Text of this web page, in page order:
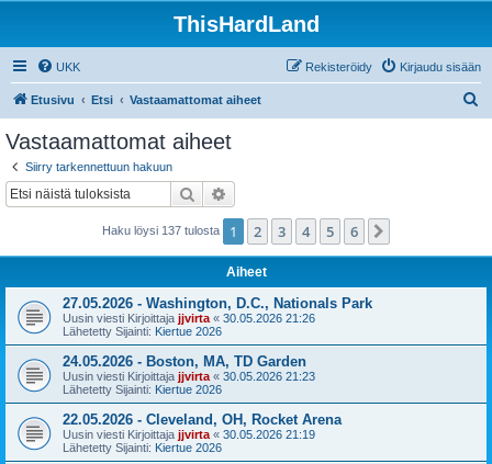
ThisHardLand
UKK Kirjaudu sisään
Rekisteröidy
Etusivu Etsi Vastaamattomat aiheet
Vastaamattomat aiheet
Siirry tarkennettuun hakuun
Etsi
Haku löysi 137 tulosta 1 2 3 4 5 6
Aiheet
27.05.2026 - Washington, D.C., Nationals Park
Uusin viesti Kirjoittaja jjvirta « 30.05.2026 21:26
Lähetetty Sijainti: Kiertue 2026
24.05.2026 - Boston, MA, TD Garden
Uusin viesti Kirjoittaja jjvirta « 30.05.2026 21:23
Lähetetty Sijainti: Kiertue 2026
22.05.2026 - Cleveland, OH, Rocket Arena
Uusin viesti Kirjoittaja jjvirta « 30.05.2026 21:19
Lähetetty Sijainti: Kiertue 2026